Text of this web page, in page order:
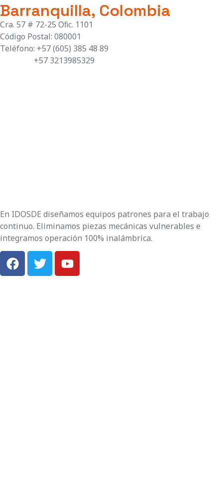
Barranquilla, Colombia
Cra. 57 # 72-25 Oﬁc. 1101
Código Postal: 080001
Teléfono: +57 (605) 385 48 89
+57 3213985329
En IDOSDE diseñamos equipos patrones para el trabajo
continuo. Eliminamos piezas mecánicas vulnerables e
integramos operación 100% inalámbrica.